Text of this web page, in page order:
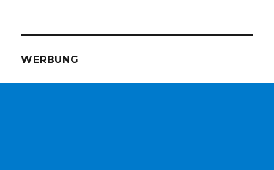
WERBUNG